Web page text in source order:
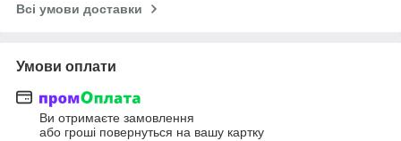
Всі умови доставки
Умови оплати
Ви отримаєте замовлення
або гроші повернуться на вашу картку